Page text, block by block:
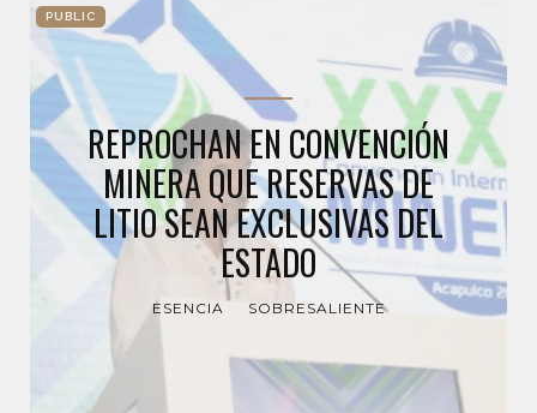
PUBLIC
REPROCHAN EN CONVENCIÓN
MINERA QUE RESERVAS DE
LITIO SEAN EXCLUSIVAS DEL
ESTADO
ESENCIA SOBRESALIENTE